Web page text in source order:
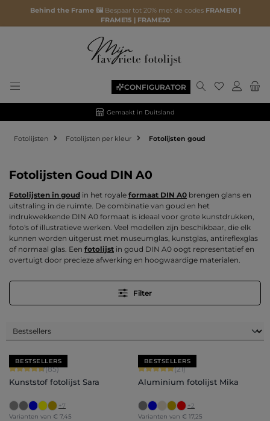
Behind the Frame 🖼️ Bespaar tot 20% met de codes FRAME10 |
FRAME15 | FRAME20
CONFIGURATOR Je hebt 0
Gemaakt in Duitsland
Fotolijsten Fotolijsten per kleur Fotolijsten goud
Fotolijsten Goud DIN A0
Fotolijsten in goud in het royale formaat DIN A0 brengen glans en
uitstraling in de ruimte. De combinatie van goud en het
indrukwekkende DIN A0 formaat is ideaal voor grote kunstdrukken,
foto's of illustratieve werken. Veel modellen zijn beschikbaar, die elk
kunnen worden uitgerust met museumglas, kunstglas, antireflexglas
of normaal glas. Een fotolijst in goud DIN A0 oogt representatief en
overtuigt door precieze afwerking en hoogwaardige materialen.
Filter
BESTSELLERS
Gemiddelde waardering van 4.71 van 5 sterren
(85)
Kunststof fotolijst Sara
+7
Varianten van € 7,45
BESTSELLERS
Gemiddelde waardering van 5 van 5
(21)
Aluminium fotolijst Mika
+2
Varianten van € 17,25